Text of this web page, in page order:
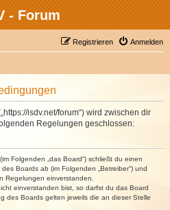
- Forum
Anmelden
Registrieren
isdv.net/forum“) wird zwischen dir
Regelungen geschlossen:
Folgenden „das Board“) schließt du einen
Boards ab (im Folgenden „Betreiber“) und
Regelungen einverstanden.
einverstanden bist, so darfst du das Board
des Boards gelten jeweils die an dieser Stelle